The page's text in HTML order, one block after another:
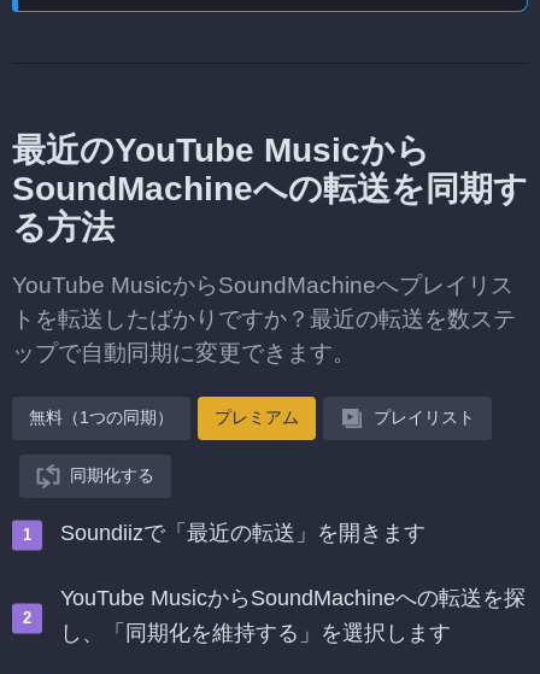
最近のYouTube Musicから
SoundMachineへの転送を同期す
る方法
YouTube MusicからSoundMachineへプレイリス
トを転送したばかりですか？最近の転送を数ステ
ップで自動同期に変更できます。
無料（1つの同期） プレミアム プレイリスト
同期化する
Soundiizで「最近の転送」を開きます
YouTube MusicからSoundMachineへの転送を探
し、「同期化を維持する」を選択します